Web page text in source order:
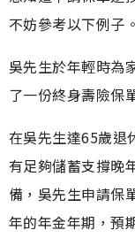
不妨參考以下例子。
吳先生於年輕時為
了一份終身壽險保
在吳先生達65歲退
有足夠儲蓄支撐晚
備，吳先生申請保
年的年金年期，預